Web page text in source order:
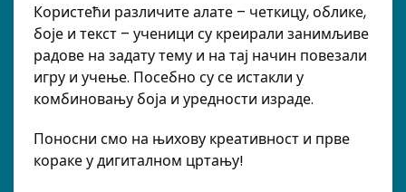
Користећи различите алате – четкицу, облике,
боје и текст – ученици су креирали занимљиве
радове на задату тему и на тај начин повезали
игру и учење. Посебно су се истакли у
комбиновању боја и уредности израде.
Поносни смо на њихову креативност и прве
кораке у дигиталном цртању!